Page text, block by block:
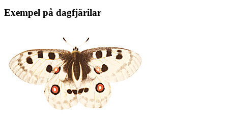
Exempel på dagfjärilar